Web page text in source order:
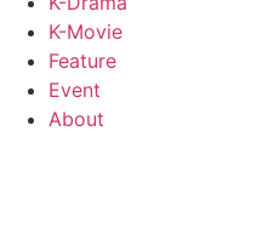
K-Movie
Feature
Event
About